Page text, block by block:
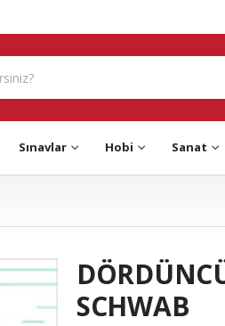
Sınavlar Hobi Sanat
SCHWAB